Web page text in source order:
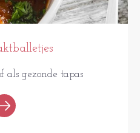
als gezonde tapas